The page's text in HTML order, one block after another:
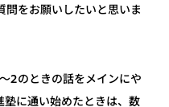
問をお願いしたいと思いま
2のときの話をメインにや
塾に通い始めたときは、数